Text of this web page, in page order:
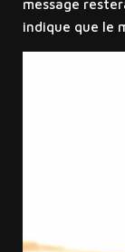
message
indique que le